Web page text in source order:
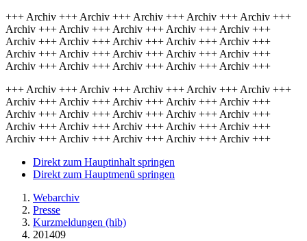
+++ Archiv +++ Archiv +++ Archiv +++ Archiv +++ Archiv +++
Archiv +++ Archiv +++ Archiv +++ Archiv +++ Archiv +++
Archiv +++ Archiv +++ Archiv +++ Archiv +++ Archiv +++
Archiv +++ Archiv +++ Archiv +++ Archiv +++ Archiv +++
Archiv +++ Archiv +++ Archiv +++ Archiv +++ Archiv +++
+++ Archiv +++ Archiv +++ Archiv +++ Archiv +++ Archiv +++
Archiv +++ Archiv +++ Archiv +++ Archiv +++ Archiv +++
Archiv +++ Archiv +++ Archiv +++ Archiv +++ Archiv +++
Archiv +++ Archiv +++ Archiv +++ Archiv +++ Archiv +++
Archiv +++ Archiv +++ Archiv +++ Archiv +++ Archiv +++
Direkt zum Hauptinhalt springen
Direkt zum Hauptmenü springen
Webarchiv
Presse
Kurzmeldungen (hib)
201409